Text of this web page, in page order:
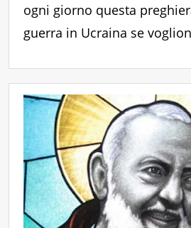
ogni giorno questa
guerra in Ucraina se